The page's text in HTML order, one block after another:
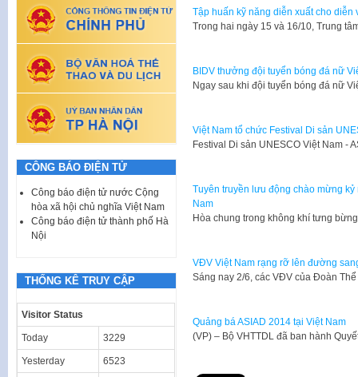
Tập huấn kỹ năng diễn xuất cho diễn
​Trong hai ngày 15 và 16/10, Trung
BIDV thưởng đội tuyển bóng đá nữ
​Ngay sau khi đội tuyển bóng đá nữ
Việt Nam tổ chức Festival Di sản
​Festival Di sản UNESCO Việt Nam -
Tuyên truyền lưu động chào mừng
Nam
​Hòa chung trong không khí tưng
VĐV Việt Nam rạng rỡ lên đường
​Sáng nay 2/6, các VĐV của Đoàn
Quảng bá ASIAD 2014 tại Việt Nam
​(VP) – Bộ VHTTDL đã ban hành
CÔNG BÁO ĐIỆN TỬ
Công báo điện tử nước Cộng
hòa xã hội chủ nghĩa Việt Nam
Công báo điện tử thành phố Hà
Nội
THỐNG KÊ TRUY CẬP
Visitor Status
Today 3229
Yesterday 6523